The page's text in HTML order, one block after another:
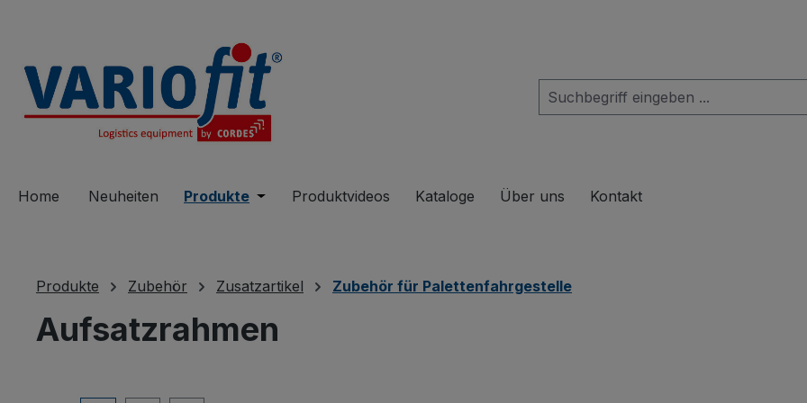
Home Neuheiten Produkte Öffne oder Schließe das Dropdown der Kategorie Produkte
Produktvideos Kataloge Über uns Kontakt
Produkte Zubehör Zusatzartikel Zubehör für Palettenfahrgestelle
Aufsatzrahmen